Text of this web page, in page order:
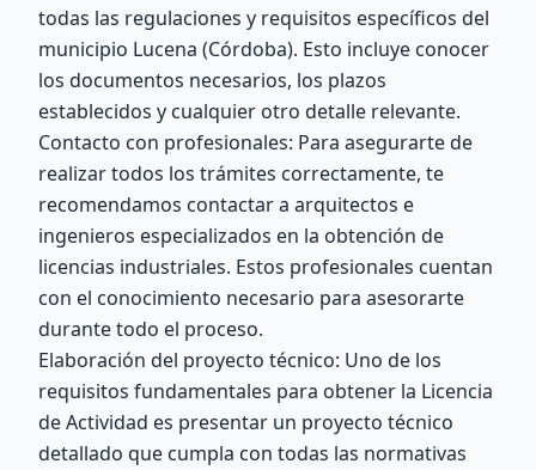
todas las regulaciones y requisitos específicos del
municipio Lucena (Córdoba). Esto incluye conocer
los documentos necesarios, los plazos
establecidos y cualquier otro detalle relevante.
Contacto con profesionales: Para asegurarte de
realizar todos los trámites correctamente, te
recomendamos contactar a arquitectos e
ingenieros especializados en la obtención de
licencias industriales. Estos profesionales cuentan
con el conocimiento necesario para asesorarte
durante todo el proceso.
Elaboración del proyecto técnico: Uno de los
requisitos fundamentales para obtener la Licencia
de Actividad es presentar un proyecto técnico
detallado que cumpla con todas las normativas